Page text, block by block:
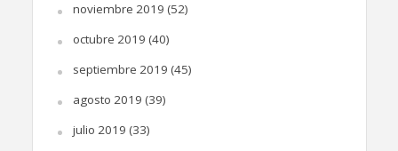
noviembre 2019 (52)
octubre 2019 (40)
septiembre 2019 (45)
agosto 2019 (39)
julio 2019 (33)